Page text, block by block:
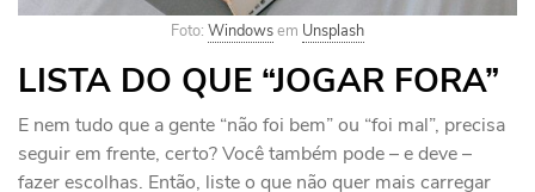
Foto: Windowsem Unsplash
LISTA DO QUE “JOGAR FORA”
E nem tudo que a gente “não foi bem” ou “foi mal”, precisa
seguir em frente, certo? Você também pode – e deve –
fazer escolhas. Então, liste o que não quer mais carregar